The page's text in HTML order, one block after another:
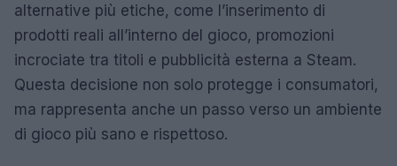
alternative più etiche, come l’inserimento di
prodotti reali all’interno del gioco, promozioni
incrociate tra titoli e pubblicità esterna a Steam.
Questa decisione non solo protegge i consumatori,
ma rappresenta anche un passo verso un ambiente
di gioco più sano e rispettoso.